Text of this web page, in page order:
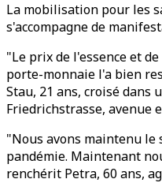
La mobilisation pour les
s'accompagne de
"Le prix de l'essence et
porte-monnaie l'a bien
Stau, 21 ans, croisé
Friedrichstrasse, avenue
"Nous avons maintenu le
pandémie. Maintenant
renchérit Petra, 60 ans,